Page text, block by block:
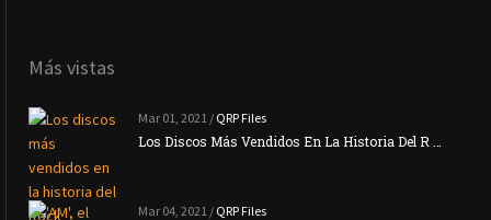
Más vistas
Mar 01, 2021 / QRP Files
Los Discos Más Vendidos En La Historia Del R …
Mar 04, 2021 / QRP Files